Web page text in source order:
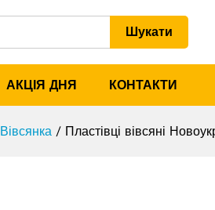
Шукати
АКЦІЯ ДНЯ КОНТАКТИ
Вівсянка / Пластівці вівсяні